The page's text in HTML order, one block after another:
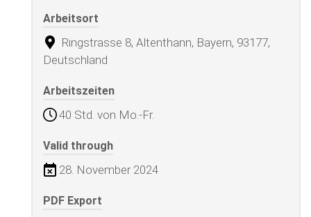
Arbeitsort
Ringstrasse 8, Altenthann, Bayern, 93177,
Deutschland
Arbeitszeiten
40 Std. von Mo.-Fr.
Valid through
28. November 2024
PDF Export